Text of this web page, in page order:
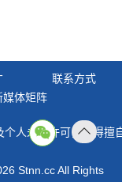
联系方式
媒体矩阵
人未经许可，不得擅
Stnn.cc All Rights
顶部